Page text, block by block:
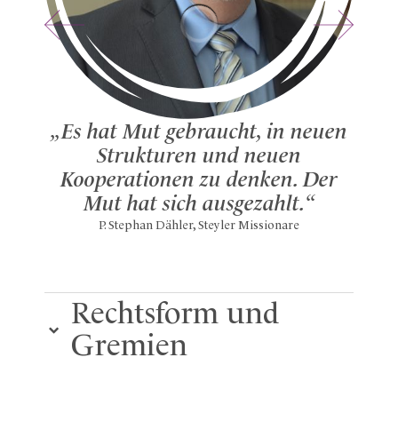
„Es hat Mut gebraucht, in neuen
Strukturen und neuen
Kooperationen zu denken. Der
Mut hat sich ausgezahlt.“
P. Stephan Dähler, Steyler Missionare
Rechtsform und
Gremien